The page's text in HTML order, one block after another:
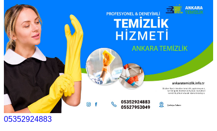
05352924883